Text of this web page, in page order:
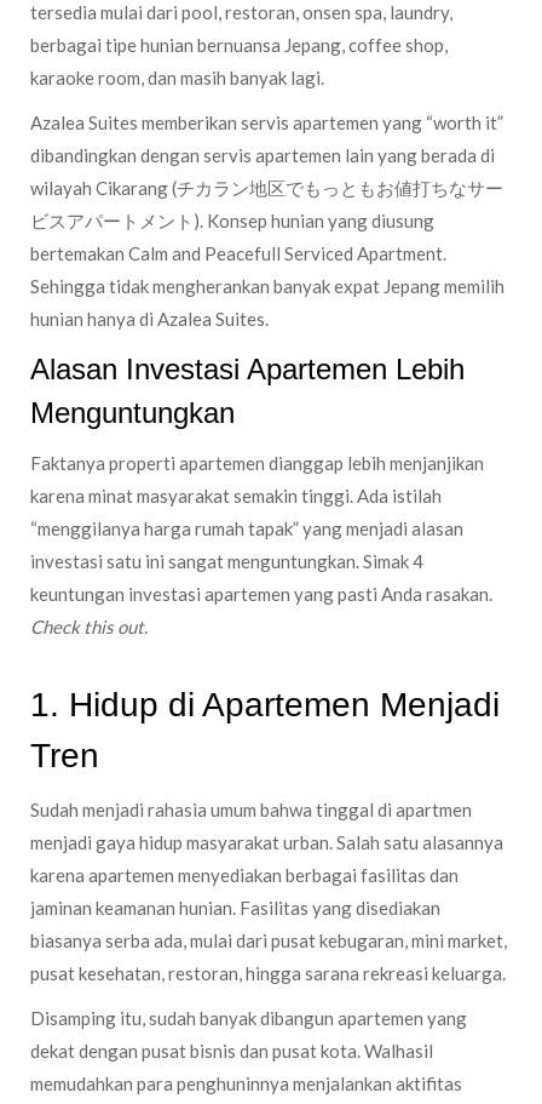
tersedia mulai dari pool, restoran, onsen spa, laundry,
berbagai tipe hunian bernuansa Jepang, coffee shop,
karaoke room, dan masih banyak lagi.
Azalea Suites memberikan servis apartemen yang “worth it”
dibandingkan dengan servis apartemen lain yang berada di
wilayah Cikarang (チカラン地区でもっともお値打ちなサー
ビスアパートメント). Konsep hunian yang diusung
bertemakan Calm and Peacefull Serviced Apartment.
Sehingga tidak mengherankan banyak expat Jepang memilih
hunian hanya di Azalea Suites.
Alasan Investasi Apartemen Lebih
Menguntungkan
Faktanya properti apartemen dianggap lebih menjanjikan
karena minat masyarakat semakin tinggi. Ada istilah
“menggilanya harga rumah tapak” yang menjadi alasan
investasi satu ini sangat menguntungkan. Simak 4
keuntungan investasi apartemen yang pasti Anda rasakan.
Check this out.
1. Hidup di Apartemen Menjadi
Tren
Sudah menjadi rahasia umum bahwa tinggal di apartmen
menjadi gaya hidup masyarakat urban. Salah satu alasannya
karena apartemen menyediakan berbagai fasilitas dan
jaminan keamanan hunian. Fasilitas yang disediakan
biasanya serba ada, mulai dari pusat kebugaran, mini market,
pusat kesehatan, restoran, hingga sarana rekreasi keluarga.
Disamping itu, sudah banyak dibangun apartemen yang
dekat dengan pusat bisnis dan pusat kota. Walhasil
memudahkan para penghuninnya menjalankan aktifitas